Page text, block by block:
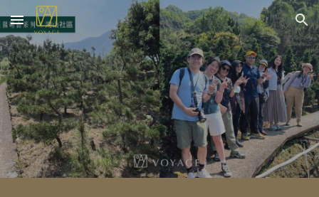
Skip to main content Skip to navigation